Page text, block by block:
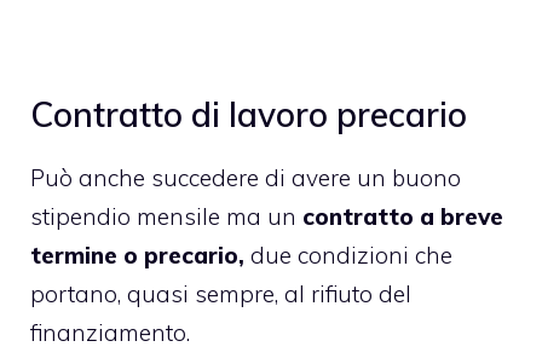
Contratto di lavoro precario
Può anche succedere di avere un buono
stipendio mensile ma un contratto a breve
termine o precario, due condizioni che
portano, quasi sempre, al rifiuto del
finanziamento.